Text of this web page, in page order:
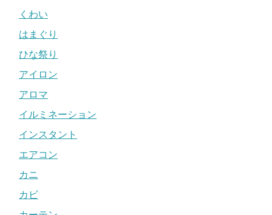
くわい
はまぐり
ひな祭り
アイロン
アロマ
イルミネーション
インスタント
エアコン
カニ
カビ